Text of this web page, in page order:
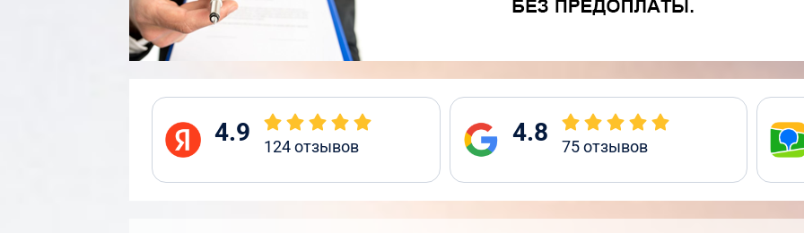
4.9 124отзывов 4.8 75отзывов